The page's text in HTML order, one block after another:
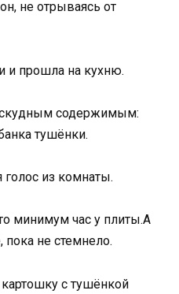
не отрываясь от
и прошла на кухню.
скудным содержимым:
тушёнки.
из комнаты.
минимум час у плиты.А
не стемнело.
с тушёнкой